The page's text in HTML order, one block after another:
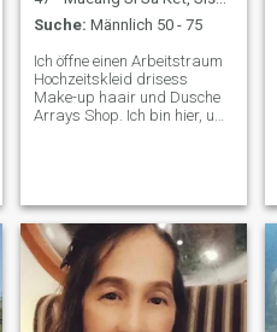
Suche: Männlich 50 - 75
Ich öffne einen Arbeitstraum
Hochzeitskleid drisess
Make-up haair und Dusche
Arrays Shop. Ich bin hier, um